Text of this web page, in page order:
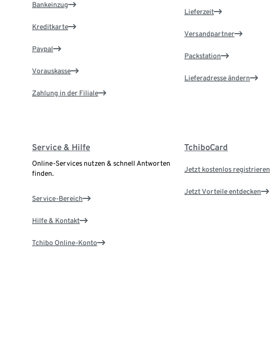
Bankeinzug
Kreditkarte
Paypal
Vorauskasse
Zahlung in der Filiale
Lieferzeit
Versandpartner
Packstation
Lieferadresse ändern
Service & Hilfe
Online-Services nutzen & schnell Antworten
finden.
Service-Bereich
Hilfe & Kontakt
Tchibo Online-Konto
TchiboCard
Jetzt kostenlos registrieren
Jetzt Vorteile entdecken